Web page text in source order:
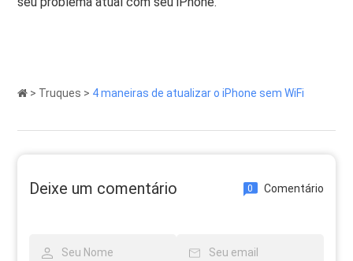
> Truques > 4 maneiras de atualizar o iPhone sem WiFi
Deixe um comentário 0 Comentário